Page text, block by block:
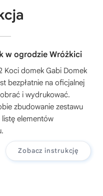
w ogrodzie Wróżkici
Koci domek Gabi Domek
bezpłatnie na oficjalnej
i wydrukować.
zbudowanie zestawu
elementów
Zobacz instrukcję